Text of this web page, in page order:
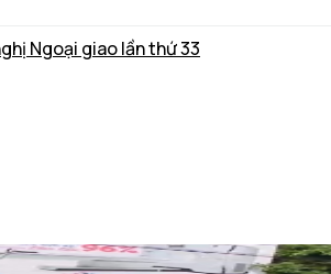
Ngoại giao lần thứ 33